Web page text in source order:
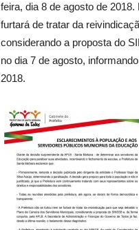
feira, dia 8 de agosto de
furtará de tratar da
considerando a proposta do
no dia 7 de agosto,
2018.